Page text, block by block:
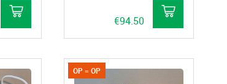
€94.50
OP = OP